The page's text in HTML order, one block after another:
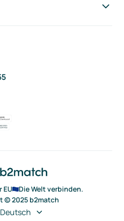
EU
Die Welt verbinden.
© 2025 b2match
Deutsch